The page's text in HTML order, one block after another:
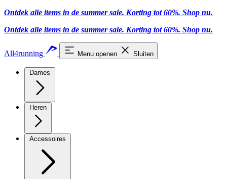
Ontdek alle items in de summer sale. Korting tot 60%. Shop nu.
Ontdek alle items in de summer sale. Korting tot 60%. Shop nu.
All4running Menu openen Sluiten
Dames
Heren
Accessoires